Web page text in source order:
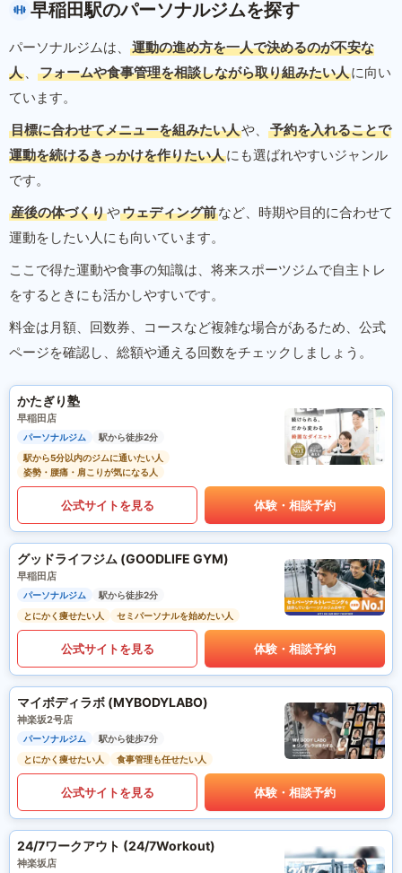
早稲田駅のパーソナルジムを探す
パーソナルジムは、
運動の進め方を一人で決めるのが不安な
人 、 フォームや食事管理を相談しながら取り組みたい人に向い
ています。
目標に合わせてメニューを組みたい人や、
予約を入れることで
運動を続けるきっかけを作りたい人にも選ばれやすいジャンル
です。
産後の体づくりやウェディング前など、時期や目的に合わせて
運動をしたい人にも向いています。
ここで得た運動や食事の知識は、将来スポーツジムで自主トレ
をするときにも活かしやすいです。
料金は月額、回数券、コースなど複雑な場合があるため、公式
ページを確認し、総額や通える回数をチェックしましょう。
かたぎり塾
早稲田店
パーソナルジム
駅から徒歩2分
駅から5分以内のジムに通いたい人
姿勢・腰痛・肩こりが気になる人
公式サイトを見る 体験・相談予約
グッドライフジム (GOODLIFE GYM)
早稲田店
パーソナルジム
駅から徒歩2分
とにかく痩せたい人
セミパーソナルを始めたい人
公式サイトを見る 体験・相談予約
マイボディラボ (MYBODYLABO)
神楽坂2号店
パーソナルジム
駅から徒歩7分
とにかく痩せたい人
食事管理も任せたい人
公式サイトを見る 体験・相談予約
24/7ワークアウト (24/7Workout)
神楽坂店